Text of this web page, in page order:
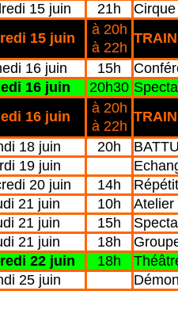
15 juin
21h
15 juin
à 20h
à 22h
16 juin
15h
16 juin
20h30
16 juin
à 20h
à 22h
18 juin
20h
19 juin
20 juin
14h
21 juin
10h
Atelier
21 juin
15h
21 juin
18h
22 juin
18h
25 juin